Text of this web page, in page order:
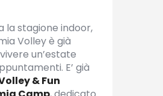
la stagione indoor,
Volley è già
un’estate
E’ già
& Fun